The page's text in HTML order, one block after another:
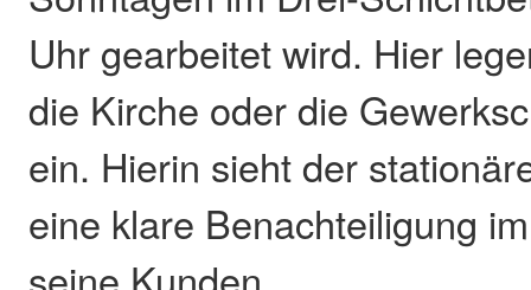
Uhr gearbeitet wird. Hier
die Kirche oder die
ein. Hierin sieht der
eine klare Benachteiligung